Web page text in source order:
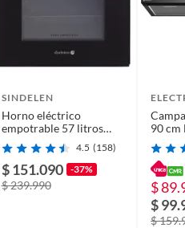
SINDELEN
Horno eléctrico
empotrable 57 litros
panel inox cocción 4
funciones
4.5 (158)
$ 151.090 -37%
$ 239.990
90 cm
$
$
$